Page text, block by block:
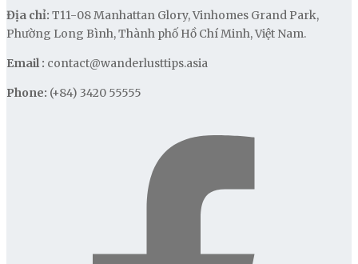
Địa chỉ: T11-08 Manhattan Glory, Vinhomes Grand Park,
Phường Long Bình, Thành phố Hồ Chí Minh, Việt Nam.
Email : contact@wanderlusttips.asia
Phone: (+84) 3420 55555